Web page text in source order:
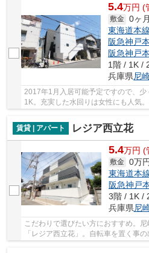
5.4万円 (
敷金 0ヶ月
東海道本線
阪急神戸
阪急神戸
1階 / 1K /
兵庫県尼
2017年1月入居可能予定ですので、
1K。充実した水回りは女性にも人気
賃貸 | アパート
レジア西立花
5.4万円 (
敷金 0万円
東海道本
阪急神戸
3階 / 1K /
兵庫県尼
こだわりで選びたい方におすすめ。
「レジア西立花」。自転車を置く事